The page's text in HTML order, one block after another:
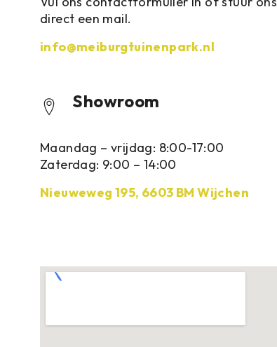
direct een mail.
info@meiburgtuinenpark.nl
Showroom
Maandag – vrijdag: 8:00-17:00
Zaterdag: 9:00 – 14:00
Nieuweweg 195, 6603 BM Wijchen